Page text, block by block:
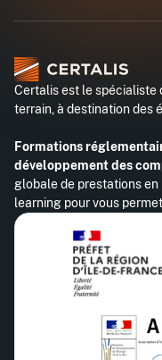
Certalis est le spécialiste
terrain, à destination des
Formations
développement des
globale de prestations en
learning pour vous